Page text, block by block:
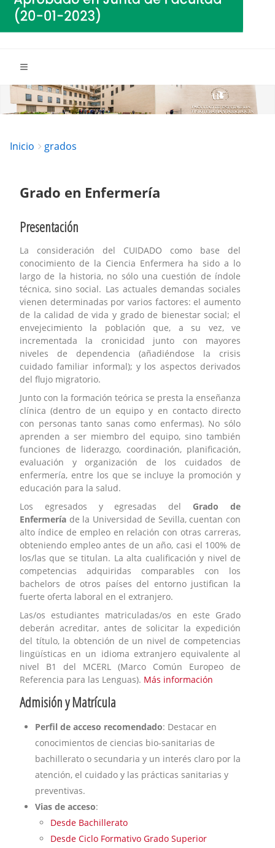
Breadcrumbs
You
Inicio grados
Grado en Enfermería
Presentación
La consideración del CUIDADO como base del
conocimiento de la Ciencia Enfermera ha sido a lo
largo de la historia, no sólo una cuestión de índole
técnica, sino social. Las actuales demandas sociales
vienen determinadas por varios factores: el aumento
de la calidad de vida y grado de bienestar social; el
envejecimiento la población que, a su vez, ve
incrementada la cronicidad junto con mayores
niveles de dependencia (añadiéndose la crisis
cuidado familiar informal); y los aspectos derivados
del flujo migratorio.
Junto con la formación teórica se presta la enseñanza
clínica (dentro de un equipo y en contacto directo
con personas tanto sanas como enfermas). No sólo
aprenden a ser miembro del equipo, sino también
funciones de liderazgo, coordinación, planificación,
evaluación y organización de los cuidados de
enfermería, entre los que se incluye la promoción y
educación para la salud.
Los egresados y egresadas del
Grado de
Enfermería de la Universidad de Sevilla, cuentan con
alto índice de empleo en relación con otras carreras,
obteniendo empleo antes de un año, casi el 100% de
los/las que se titulan. La alta cualificación y nivel de
competencias adquiridas comparables con los
bachelors de otros países del entorno justifican la
fuerte oferta laboral en el extranjero.
Las/os estudiantes matriculadas/os en este Grado
deberán acreditar, antes de solicitar la expedición
del título, la obtención de un nivel de competencias
lingüísticas en un idioma extranjero equivalente al
nivel B1 del MCERL (Marco Común Europeo de
Referencia para las Lenguas). Más información
Admisión y Matrícula
Perfil de acceso recomendado: Destacar en
conocimientos de ciencias bio-sanitarias de
bachillerato o secundaria y un interés claro por la
atención, el cuidado y las prácticas sanitarias y
preventivas.
Vias de acceso:
Desde Bachillerato
Desde Ciclo Formativo Grado Superior